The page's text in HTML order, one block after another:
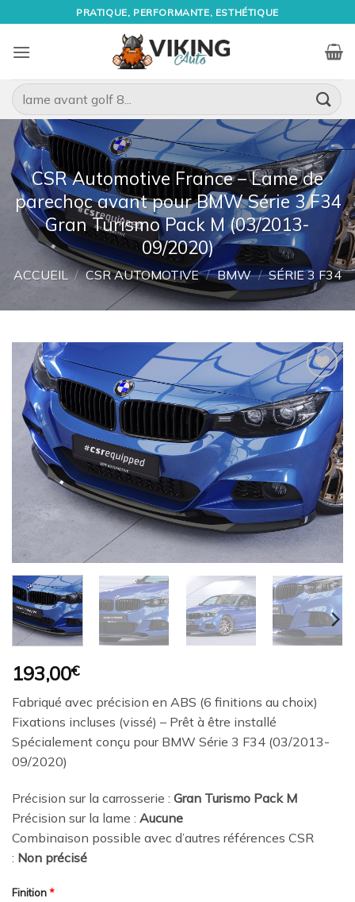
au
contenu
PRATIQUE, PERFORMANTE, ESTHÉTIQUE
Recherche
pour :
CSR Automotive France – Lame de
parechoc avant pour BMW Série 3 F34
Gran Turismo Pack M (03/2013-
09/2020)
ACCUEIL / CSR AUTOMOTIVE / BMW / SÉRIE 3 F34
Ajouter
à la
wishlist
193,00€
Fabriqué avec précision en ABS (6 finitions au choix)
Fixations incluses (vissé) – Prêt à être installé
Spécialement conçu pour BMW Série 3 F34 (03/2013-
09/2020)
Précision sur la carrosserie : Gran Turismo Pack M
Précision sur la lame : Aucune
Combinaison possible avec d’autres références CSR
: Non précisé
Finition*